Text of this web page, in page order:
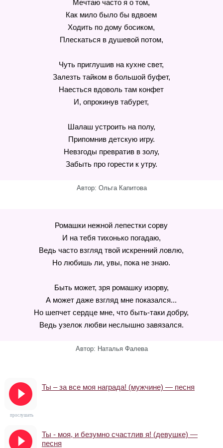
Мечтаю часто я о том,
Как мило было бы вдвоем
Ходить по дому босиком,
Плескаться в душевой потом,
Чуть приглушив на кухне свет,
Залезть тайком в большой буфет,
Наесться вдоволь там конфет
И, опрокинув табурет,
Шалаш устроить на полу,
Припомнив детскую игру.
Невзгоды превратив в золу,
Забыть про горести к утру.
Автор: Ольга Капитова
Ромашки нежной лепестки сорву
И на тебя тихонько погадаю,
Ведь часто взгляд твой искренний ловлю,
Но любишь ли, увы, пока не знаю.
Быть может, зря ромашку изорву,
А может даже взгляд мне показался...
Но шепчет сердце мне, что быть-таки добру,
Ведь узелок любви неслышно завязался.
Автор: Наталья Фалева
Ты – за все моя награда! (мужчине) — песня
прослушать
Ты - моя, и безумно счастлив я! (девушке) —
песня